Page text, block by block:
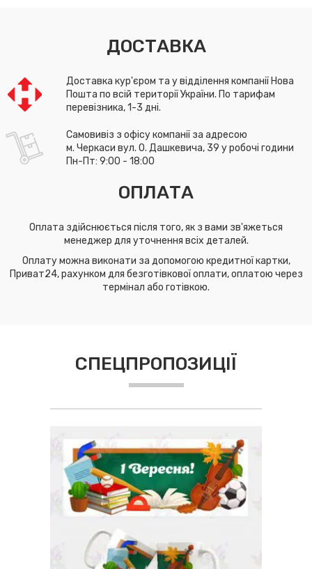
ДОСТАВКА
Доставка кур'єром та у відділення компанії Нова
Пошта по всій території України. По тарифам
перевізника, 1-3 дні.
Самовивіз з офісу компанії за адресою
м. Черкаси вул. О. Дашкевича, 39 у робочі години
Пн-Пт: 9:00 - 18:00
ОПЛАТА
Оплата здійснюється після того, як з вами зв'яжеться
менеджер для уточнення всіх деталей.
Оплату можна виконати за допомогою кредитної картки,
Приват24, рахунком для безготівкової оплати, оплатою через
термінал або готівкою.
СПЕЦПРОПОЗИЦІЇ